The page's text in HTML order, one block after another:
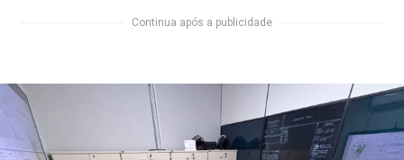
Continua após a publicidade